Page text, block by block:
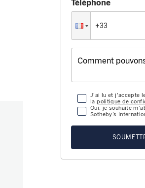
Téléphone
J'ai lu et j'accepte
lapolitique de
Oui, je souhaite
Sotheby’s